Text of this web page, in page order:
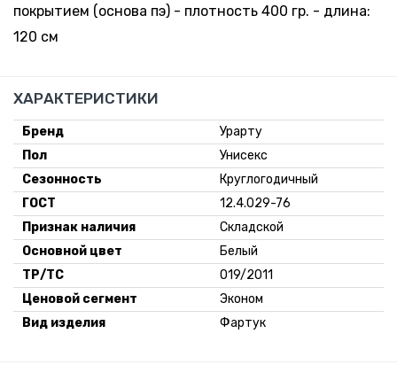
покрытием (основа пэ) - плотность 400 гр. - длина:
120 см
ХАРАКТЕРИСТИКИ
Бренд
Урарту
Пол
Унисекс
Сезонность
Круглогодичный
ГОСТ
12.4.029-76
Признак наличия
Складской
Основной цвет
Белый
ТР/ТС
019/2011
Ценовой сегмент
Эконом
Вид изделия
Фартук